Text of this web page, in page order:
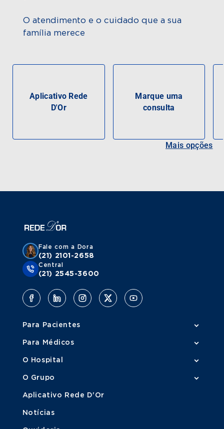
O atendimento e o cuidado que a sua
família merece
Aplicativo Rede
D'Or
Marque uma
consulta
Mais opções
Fale com a Dora
(21) 2101-2658
Central
(21) 2545-3600
Para Pacientes
Para Médicos
O Hospital
O Grupo
Aplicativo Rede D'Or
Notícias